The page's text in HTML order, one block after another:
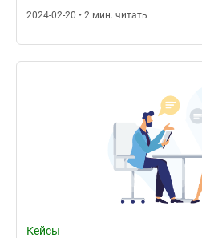
2024-02-20 • 2 мин. читать
Кейсы